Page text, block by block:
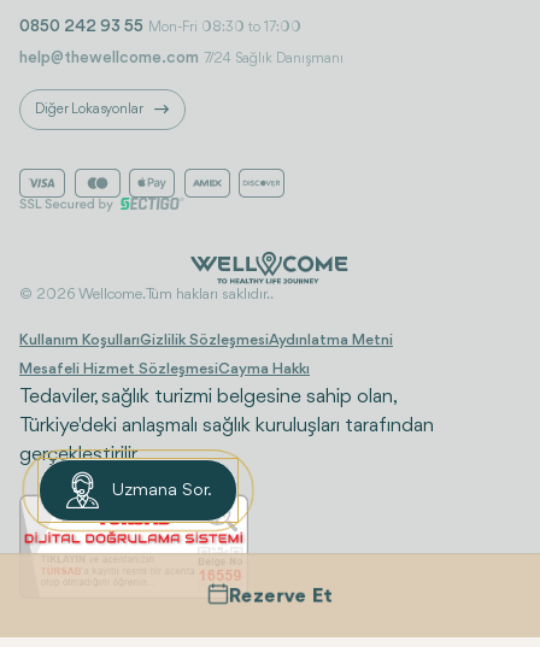
Rezerve Et
0850 242 93 55 Mon-Fri 08:30 to 17:00
help@thewellcome.com 7/24 Sağlık Danışmanı
Diğer Lokasyonlar
© 2026 Wellcome. Tüm hakları saklıdır..
Kullanım KoşullarıGizlilik SözleşmesiAydınlatma Metni
Mesafeli Hizmet SözleşmesiCayma Hakkı
Tedaviler, sağlık turizmi belgesine sahip olan,
Türkiye'deki anlaşmalı sağlık kuruluşları tarafından
gerçekleştirilir.
Uzmana Sor.